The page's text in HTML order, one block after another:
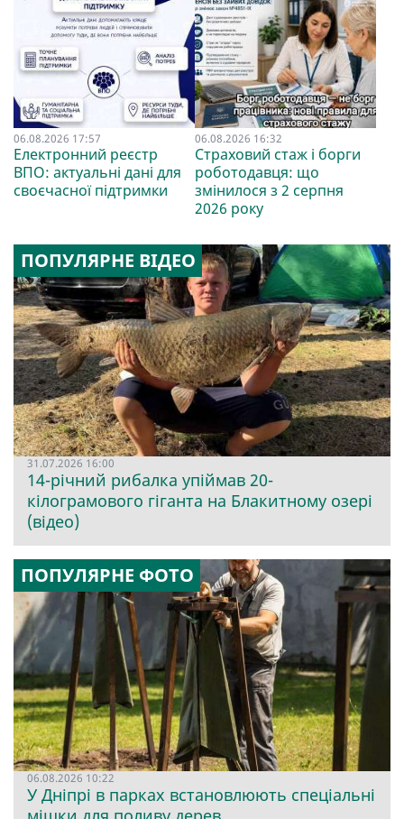
06.08.2026 17:57
Електронний реєстр
ВПО: актуальні дані для
своєчасної підтримки
06.08.2026 16:32
Страховий стаж і борги
роботодавця: що
змінилося з 2 серпня
2026 року
ПОПУЛЯРНЕ ВІДЕО
31.07.2026 16:00
14-річний рибалка упіймав 20-
кілограмового гіганта на Блакитному озері
(відео)
ПОПУЛЯРНЕ ФОТО
06.08.2026 10:22
У Дніпрі в парках встановлюють спеціальні